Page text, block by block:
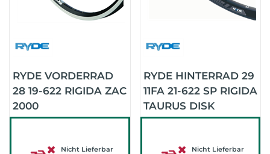
RYDE VORDERRAD
28 19-622 RIGIDA ZAC
2000
NABENDYNAMO31
Nicht Lieferbar
RYDE HINTERRAD 29
11FA 21-622 SP RIGIDA
TAURUS DISK
(SCHWARZ/SCHWARZ/
Nicht Lieferbar